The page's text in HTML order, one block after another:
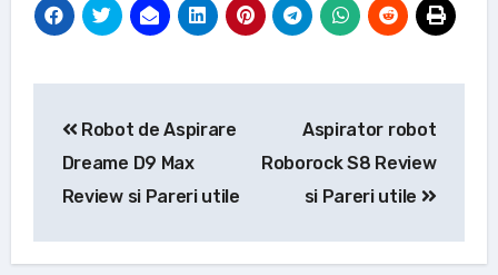
articole
Robot de Aspirare
Dreame D9 Max
Review si Pareri utile
Aspirator robot
Roborock S8 Review
si Pareri utile